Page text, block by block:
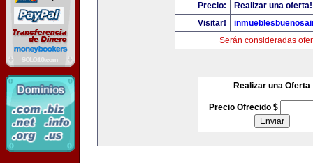
Precio:
Realizar una oferta!
Visitar!
Serán consideradas
Realizar una Oferta
Precio Ofrecido $